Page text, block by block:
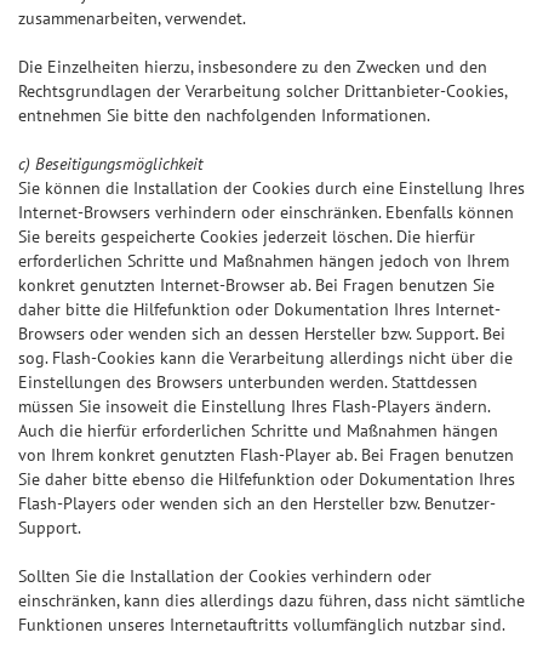
zusammenarbeiten, verwendet.
Die Einzelheiten hierzu, insbesondere zu den Zwecken und den
Rechtsgrundlagen der Verarbeitung solcher Drittanbieter-Cookies,
entnehmen Sie bitte den nachfolgenden Informationen.
c) Beseitigungsmöglichkeit
Sie können die Installation der Cookies durch eine Einstellung Ihres
Internet-Browsers verhindern oder einschränken. Ebenfalls können
Sie bereits gespeicherte Cookies jederzeit löschen. Die hierfür
erforderlichen Schritte und Maßnahmen hängen jedoch von Ihrem
konkret genutzten Internet-Browser ab. Bei Fragen benutzen Sie
daher bitte die Hilfefunktion oder Dokumentation Ihres Internet-
Browsers oder wenden sich an dessen Hersteller bzw. Support. Bei
sog. Flash-Cookies kann die Verarbeitung allerdings nicht über die
Einstellungen des Browsers unterbunden werden. Stattdessen
müssen Sie insoweit die Einstellung Ihres Flash-Players ändern.
Auch die hierfür erforderlichen Schritte und Maßnahmen hängen
von Ihrem konkret genutzten Flash-Player ab. Bei Fragen benutzen
Sie daher bitte ebenso die Hilfefunktion oder Dokumentation Ihres
Flash-Players oder wenden sich an den Hersteller bzw. Benutzer-
Support.
Sollten Sie die Installation der Cookies verhindern oder
einschränken, kann dies allerdings dazu führen, dass nicht sämtliche
Funktionen unseres Internetauftritts vollumfänglich nutzbar sind.